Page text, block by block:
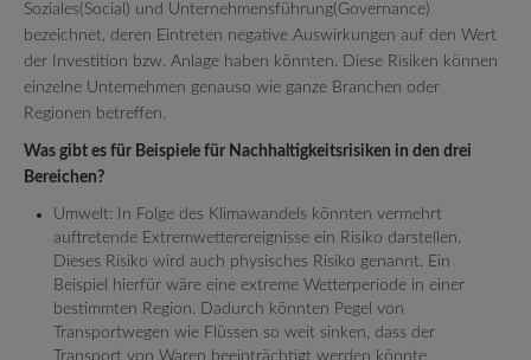
Soziales(Social) und Unternehmensführung(Governance)
bezeichnet, deren Eintreten negative Auswirkungen auf den Wert
der Investition bzw. Anlage haben könnten. Diese Risiken können
einzelne Unternehmen genauso wie ganze Branchen oder
Regionen betreffen.
Was gibt es für Beispiele für Nachhaltigkeitsrisiken in den drei
Bereichen?
Umwelt: In Folge des Klimawandels könnten vermehrt
auftretende Extremwetterereignisse ein Risiko darstellen.
Dieses Risiko wird auch physisches Risiko genannt. Ein
Beispiel hierfür wäre eine extreme Wetterperiode in einer
bestimmten Region. Dadurch könnten Pegel von
Transportwegen wie Flüssen so weit sinken, dass der
Transport von Waren beeinträchtigt werden könnte.